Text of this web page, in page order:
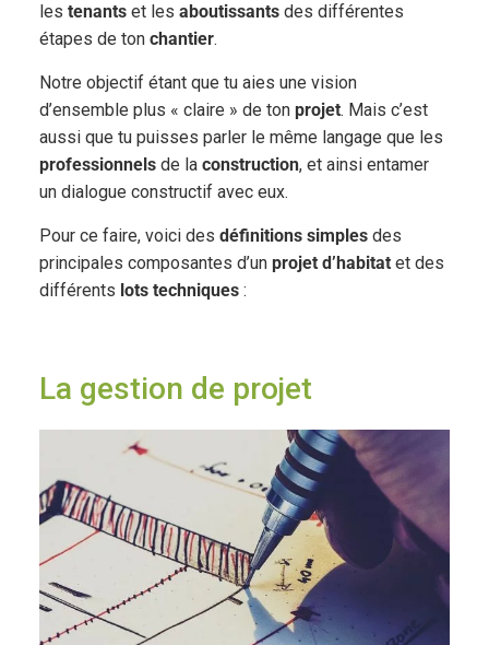
les tenantset les aboutissantsdes différentes
étapes de ton chantier.
Notre objectif étant que tu aies une vision
d’ensemble plus « claire » de ton projet. Mais c’est
aussi que tu puisses parler le même langage que les
professionnelsde la construction, et ainsi entamer
un dialogue constructif avec eux.
Pour ce faire, voici des définitions simplesdes
principales composantes d’un projet d’habitatet des
différents lots techniques:
La gestion de projet